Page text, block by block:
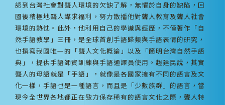
認到台灣社會對聾人環境的欠缺了解，無懼於自身的缺陷，回
國後積極地聾人謀求福利，努力散播他對聾人教育及聾人社會
環境的熱忱。此外，他利用自己的學識與經歷，不僅著作「自
然手語教學」三冊，是全球首創手語歸類與手語表情的研究，
也撰寫我國唯一的「聾人文化概論」以及「簡明台灣自然手語
典」，提供手語師資訓練與手語通譯員使用。趙建民說，其實
聾人的母語就是「手語」，就像是各國家擁有不同的語言及文
化一樣，手語也是一種語言，而且是「少數族群」的語言，當
現今全世界各地都正在致力保存稀有的語言文化之際，聾人特